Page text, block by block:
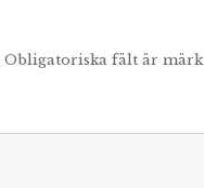
Obligatoriska fält är